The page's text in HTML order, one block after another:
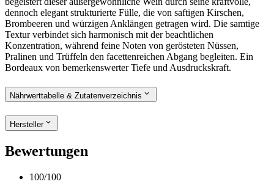
dennoch elegant strukturierte Fülle, die von saftigen Kirschen,
Brombeeren und würzigen Anklängen getragen wird. Die samtige
Textur verbindet sich harmonisch mit der beachtlichen
Konzentration, während feine Noten von gerösteten Nüssen,
Pralinen und Trüffeln den facettenreichen Abgang begleiten. Ein
Bordeaux von bemerkenswerter Tiefe und Ausdruckskraft.
Nährwerttabelle & Zutatenverzeichnis
Hersteller
Bewertungen
100/100